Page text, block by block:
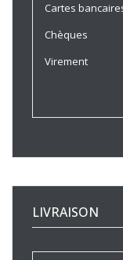
Cartes
Chèques
Virement
LIVRAISON